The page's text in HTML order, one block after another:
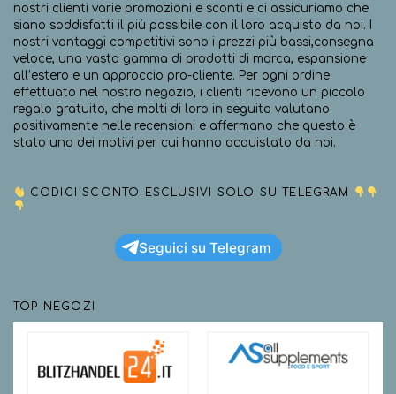
nostri clienti varie promozioni e sconti e ci assicuriamo che
siano soddisfatti il più possibile con il loro acquisto da noi. I
nostri vantaggi competitivi sono i prezzi più bassi,consegna
veloce, una vasta gamma di prodotti di marca, espansione
all’estero e un approccio pro-cliente. Per ogni ordine
effettuato nel nostro negozio, i clienti ricevono un piccolo
regalo gratuito, che molti di loro in seguito valutano
positivamente nelle recensioni e affermano che questo è
stato uno dei motivi per cui hanno acquistato da noi.
CODICI SCONTO ESCLUSIVI SOLO SU TELEGRAM
Seguici su Telegram
TOP NEGOZI